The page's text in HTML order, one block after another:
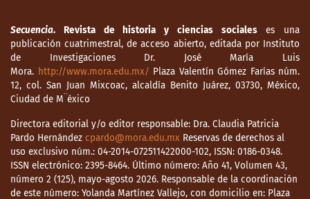
Secuencia. Revista de historia y ciencias socialeses una
publicación cuatrimestral, de acceso abierto, editada por Instituto
de Investigaciones Dr. José María Luis
Mora. http://www.mora.edu.mx/ Plaza Valentín Gómez Farías núm.
12, col. San Juan Mixcoac, alcaldía Benito Juárez, 03730, México,
Ciudad de M¨éxico
Directora editorial y/o editor responsable: Dra. Claudia Patricia
Pardo Hernández cpardo@mora.edu.mx Reservas de derechos al
uso exclusivo núm.: 04-2014-072511422000-102, ISSN: 0186-0348.
ISSN electrónico: 2395-8464. Último número: Año 41, Volumen 43,
número 2 (125), mayo-agosto 2026. Responsable de la coordinación
de este número: Yolanda Martínez Vallejo, con domicilio en: Plaza